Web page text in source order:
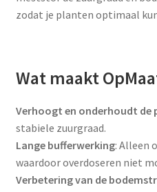
zodat je planten optimaal
Wat maakt
Verhoogt en onderhoudt de
stabiele zuurgraad.
Lange bufferwerking: Alleen
waardoor overdoseren niet
Verbetering van de